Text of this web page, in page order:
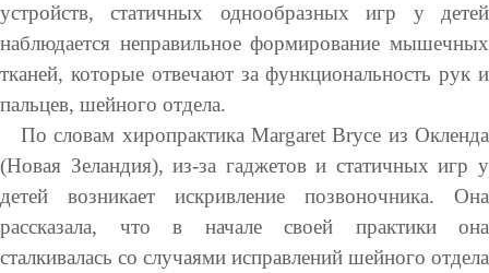
устройств, статичных однообразных игр у детей
наблюдается неправильное формирование мышечных
тканей, которые отвечают за функциональность рук и
пальцев, шейного отдела.
По словам хиропрактика Margaret Bryce из Окленда
(Новая Зеландия), из-за гаджетов и статичных игр у
детей возникает искривление позвоночника. Она
рассказала, что в начале своей практики она
сталкивалась со случаями исправлений шейного отдела